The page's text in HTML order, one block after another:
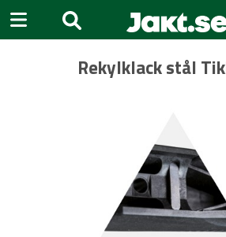
Rekylklack stål